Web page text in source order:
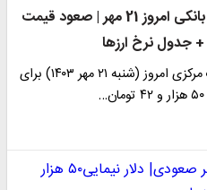
قیمت دلار و یورو در صرافی‌های بانکی امروز 21 مهر | صعود قیمت
قیمت رسمی اعلام شده توسط بانک مرکزی امروز (شنبه ۲۱ مهر ۱۴۰۳) برای